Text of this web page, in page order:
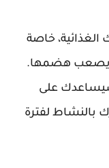
الغذائية، خاصة
يصعب هضمها.
سيساعدك على
بالنشاط لفترة